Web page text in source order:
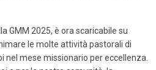
GMM 2025, è ora scaricabile su
le molte attività pastorali di
nel mese missionario per eccellenza.